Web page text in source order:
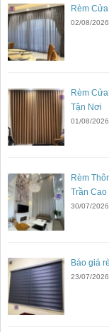
Rèm
02/08/2026
Rèm
Tận Nơi
01/08/2026
Rèm
Trần Cao
30/07/2026
Báo giá
23/07/2026